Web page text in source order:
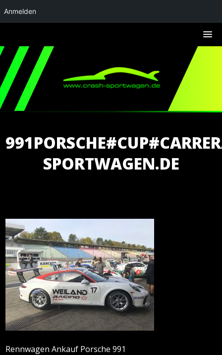
SPORTWAGEN.DE
Rennwagen Ankauf Porsche 991
Anmelden